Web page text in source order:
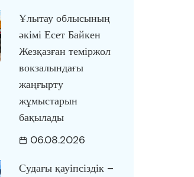
Ұлытау облысының
әкімі Есет Байкен
Жезқазған теміржол
вокзалындағы
жаңғырту
жұмыстарын
бақылады
06.08.2026
Судағы қауіпсіздік –